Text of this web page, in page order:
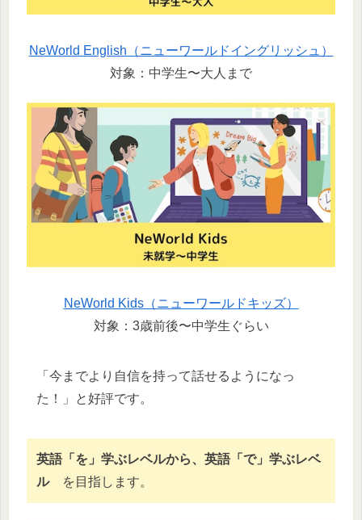
NeWorld English（ニューワールドイングリッシュ）
対象：中学生〜大人まで
NeWorld Kids（ニューワールドキッズ）
対象：3歳前後〜中学生ぐらい
「今までより自信を持って話せるようになっ
た！」と好評です。
英語「を」学ぶレベルから、英語「で」学ぶレベ
ルを目指します。